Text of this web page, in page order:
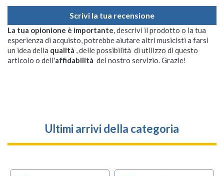
Scrivi la tua recensione
La tua opionione è importante, descrivi il prodotto o la tua
esperienza di acquisto, potrebbe aiutare altri musicisti a farsi
un idea della qualità , delle possibilità di utilizzo di questo
articolo o dell'affidabilità del nostro servizio. Grazie!
Ultimi arrivi della categoria